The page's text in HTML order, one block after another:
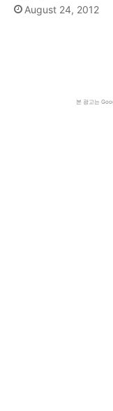
August 24, 2012
본 광고는